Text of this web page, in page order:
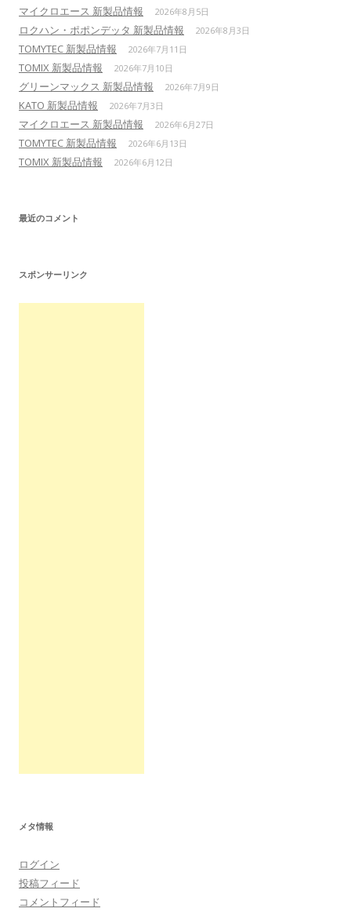
マイクロエース 新製品情報 2026年8月5日
ロクハン・ポポンデッタ 新製品情報 2026年8月3日
TOMYTEC 新製品情報 2026年7月11日
TOMIX 新製品情報 2026年7月10日
グリーンマックス 新製品情報 2026年7月9日
KATO 新製品情報 2026年7月3日
マイクロエース 新製品情報 2026年6月27日
TOMYTEC 新製品情報 2026年6月13日
TOMIX 新製品情報 2026年6月12日
最近のコメント
スポンサーリンク
メタ情報
ログイン
投稿フィード
コメントフィード